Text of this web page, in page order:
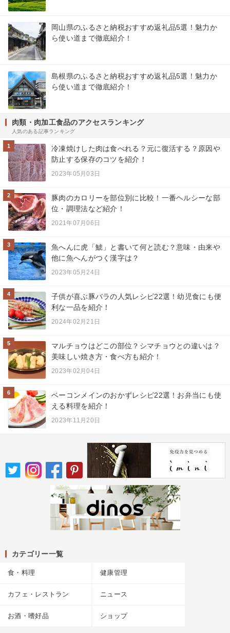
岡山県のふるさと納税おすすめ返礼品5選！魅力か
ら使い道まで徹底紹介！
島根県のふるさと納税おすすめ返礼品5選！魅力か
ら使い道まで徹底紹介！
肉類・肉加工食品のアクセスランキング
人気のある記事ランキング
1
冷凍焼けした肉は食べれる？元に復活する？原因や
防止する保存のコツを紹介！
2023年05月03日
2
豚肉のカロリーを部位別に比較！一番ヘルシーな部
位・調理法など紹介！
2021年07月06日
3
魚へんに虎「鯱」と書いて何と読む？意味・由来や
他に魚へんがつく漢字は？
2023年05月24日
4
子供が喜ぶ豚バラの人気レシピ22選！幼児食にも便
利な一品を紹介！
2024年02月21日
5
マルチョウはどこの部位？シマチョウとの違いは？
美味しい焼き方・食べ方も紹介！
2023年02月04日
6
ベーコンメインのおかずレシピ22選！お弁当にも使
える料理を紹介！
2023年11月20日
カテゴリー一覧
食・料理 健康管理
カフェ・レストラン ニュース
お酒・嗜好品 ショップ